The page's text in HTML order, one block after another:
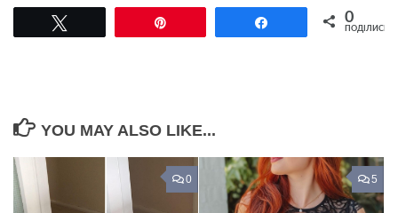
Поділитися0
ПОДІЛИСЬ
YOU MAY ALSO LIKE...
0 5